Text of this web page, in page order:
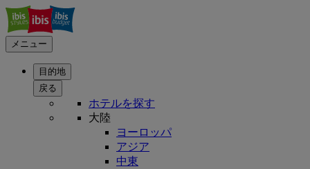
メニュー
目的地
戻る
ホテルを探す
大陸
ヨーロッパ
アジア
中東